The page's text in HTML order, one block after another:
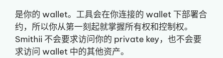
是你的 wallet。工具会在你连接的 wallet 下部署合
约，所以你从第一刻起就掌握所有权和控制权。
Smithii 不会要求访问你的 private key，也不会要
求访问 wallet 中的其他资产。